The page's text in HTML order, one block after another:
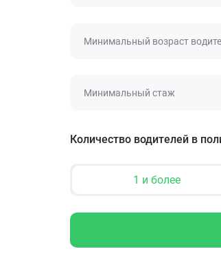
Минимальный возраст
Минимальный стаж
Количество водителей в
1 и более